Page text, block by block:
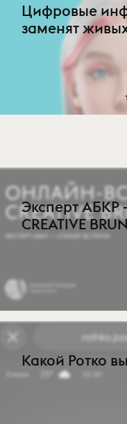
Цифровые
заменят
Эксперт АБКР
CREATIVE
Какой Ротко